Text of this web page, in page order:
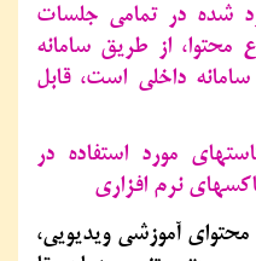
شده در تمامی جلسات
محتوا، از طریق سامانه
داخلی است، قابل
مورد استفاده در
نرم ‏افزاری
آموزشی ویدیویی،